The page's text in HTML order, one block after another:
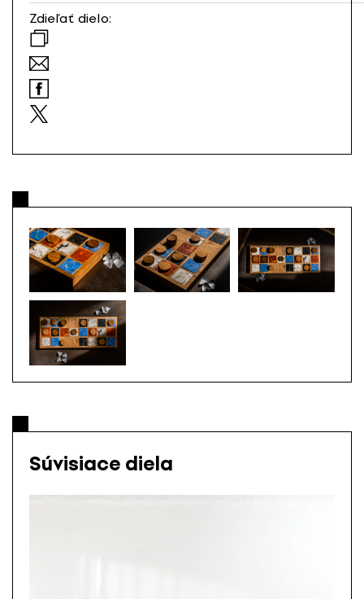
Zdieľať dielo:
Súvisiace diela